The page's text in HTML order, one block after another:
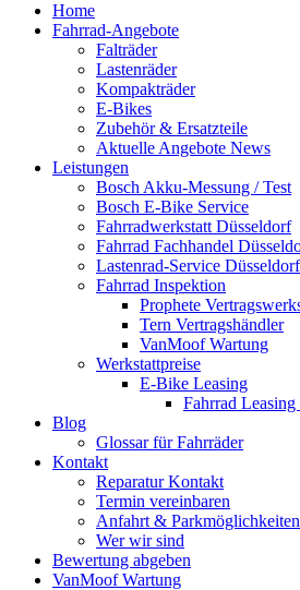
Home
Fahrrad-Angebote
Falträder
Lastenräder
Kompakträder
E-Bikes
Zubehör & Ersatzteile
Aktuelle Angebote News
Leistungen
Bosch Akku-Messung / Test
Bosch E-Bike Service
Fahrradwerkstatt Düsseldorf
Fahrrad Fachhandel
Lastenrad-Service Düsseldorf
Fahrrad Inspektion
Prophete
Tern Vertragshändler
VanMoof Wartung
Werkstattpreise
E-Bike Leasing
Fahrrad
Blog
Glossar für Fahrräder
Kontakt
Reparatur Kontakt
Termin vereinbaren
Anfahrt & Parkmöglichkeiten
Wer wir sind
Bewertung abgeben
VanMoof Wartung